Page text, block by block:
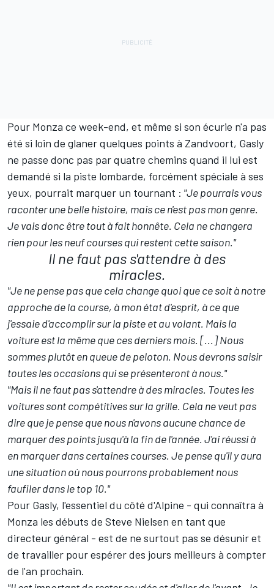
Pour Monza ce week-end, et même si son écurie n'a pas
été si loin de glaner quelques points à Zandvoort, Gasly
ne passe donc pas par quatre chemins quand il lui est
demandé si la piste lombarde, forcément spéciale à ses
yeux, pourrait marquer un tournant : "Je pourrais vous
raconter une belle histoire, mais ce n'est pas mon genre.
Je vais donc être tout à fait honnête. Cela ne changera
rien pour les neuf courses qui restent cette saison."
Il ne faut pas s'attendre à des
miracles.
"Je ne pense pas que cela change quoi que ce soit à notre
approche de la course, à mon état d'esprit, à ce que
j'essaie d'accomplir sur la piste et au volant. Mais la
voiture est la même que ces derniers mois. [...] Nous
sommes plutôt en queue de peloton. Nous devrons saisir
toutes les occasions qui se présenteront à nous."
"Mais il ne faut pas s'attendre à des miracles. Toutes les
voitures sont compétitives sur la grille. Cela ne veut pas
dire que je pense que nous n'avons aucune chance de
marquer des points jusqu'à la fin de l'année. J'ai réussi à
en marquer dans certaines courses. Je pense qu'il y aura
une situation où nous pourrons probablement nous
faufiler dans le top 10."
Pour Gasly, l'essentiel du côté d'Alpine - qui connaîtra à
Monza les débuts de Steve Nielsen en tant que
directeur général - est de ne surtout pas se désunir et
de travailler pour espérer des jours meilleurs à compter
de l'an prochain.